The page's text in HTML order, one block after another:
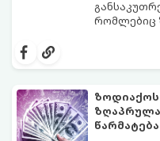
რომლებიც
ყველაზე
ზოდიაქოს